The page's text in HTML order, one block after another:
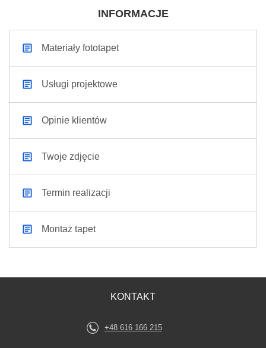
INFORMACJE
Materiały fototapet
Usługi projektowe
Opinie klientów
Twoje zdjęcie
Termin realizacji
Montaż tapet
KONTAKT
+48 616 166 215